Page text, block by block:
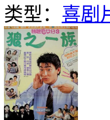
类型： 喜剧